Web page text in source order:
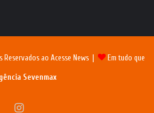
ao Acesse News | Em tudo que
Sevenmax
Instagram